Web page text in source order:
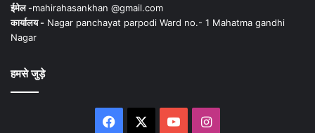
ईमेल -mahirahasankhan @gmail.com
कार्यालय - Nagar panchayat parpodi Ward no.- 1 Mahatma gandhi
Nagar
हमसे जुड़े
Facebook YouTubeInstagram